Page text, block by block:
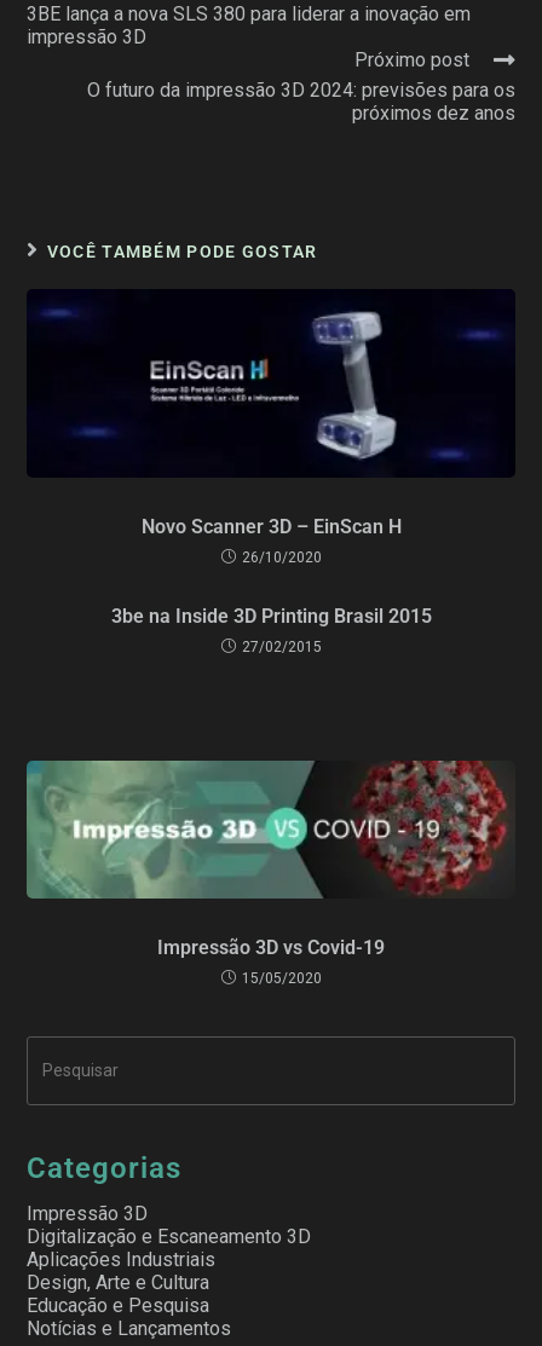
3BE lança a nova SLS 380 para liderar a inovação em
impressão 3D
Próximo post
O futuro da impressão 3D 2024: previsões para os
próximos dez anos
VOCÊ TAMBÉM PODE GOSTAR
Novo Scanner 3D – EinScan H
26/10/2020
3be na Inside 3D Printing Brasil 2015
27/02/2015
Impressão 3D vs Covid-19
15/05/2020
Categorias
Impressão 3D
Digitalização e Escaneamento 3D
Aplicações Industriais
Design, Arte e Cultura
Educação e Pesquisa
Notícias e Lançamentos